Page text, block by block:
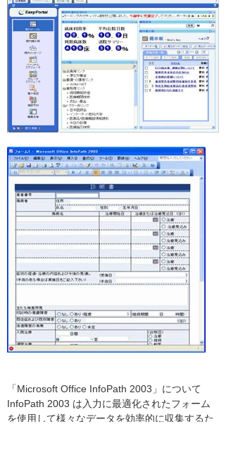
「Microsoft Office InfoPath 2003」について
InfoPath 2003 は入力に最適化されたフォーム
を使用して様々なデータを効率的に収集するた